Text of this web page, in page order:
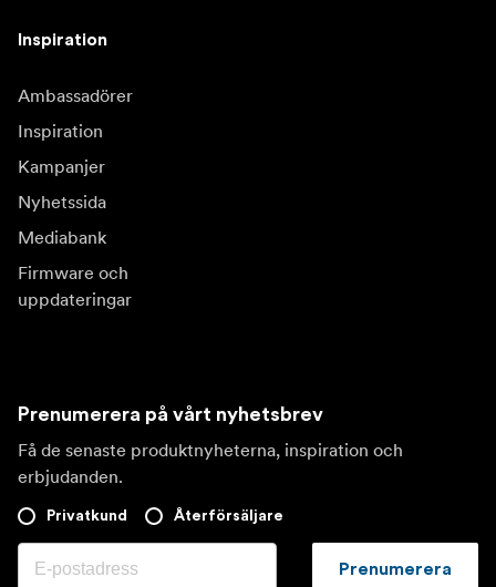
Inspiration
Ambassadörer
Inspiration
Kampanjer
Nyhetssida
Mediabank
Firmware och
uppdateringar
Prenumerera på vårt nyhetsbrev
Få de senaste produktnyheterna, inspiration och
erbjudanden.
Privatkund Återförsäljare
Prenumerera